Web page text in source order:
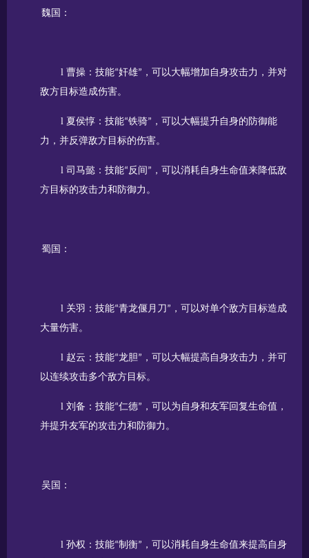
魏国：
l 曹操：技能“奸雄” ，可以大幅增加自身攻击力，并对
敌方目标造成伤害。
l 夏侯惇：技能“铁骑” ，可以大幅提升自身的防御能
力，并反弹敌方目标的伤害。
l 司马懿：技能“反间 ” ，可以消耗自身生命值来降低敌
方目标的攻击力和防御力。
蜀国：
l 关羽：技能“青龙偃月刀 ” ，可以对单个敌方目标造成
大量伤害。
l 赵云：技能“龙胆” ，可以大幅提高自身攻击力，并可
以连续攻击多个敌方目标。
l 刘备：技能“仁德” ，可以为自身和友军回复生命值，
并提升友军的攻击力和防御力。
吴国：
l 孙权：技能“制衡” ，可以消耗自身生命值来提高自身